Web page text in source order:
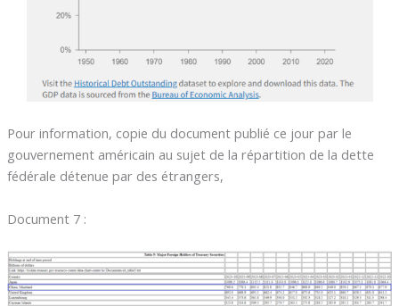
Pour information, copie du document publié ce jour par le
gouvernement américain au sujet de la répartition de la dette
fédérale détenue par des étrangers,
Document 7 :